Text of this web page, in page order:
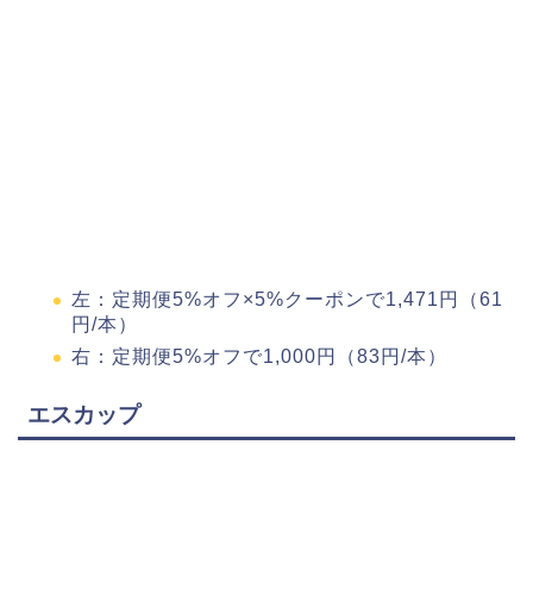
左：定期便5%オフ×5%クーポンで1,471円（61
円/本）
右：定期便5%オフで1,000円（83円/本）
エスカップ